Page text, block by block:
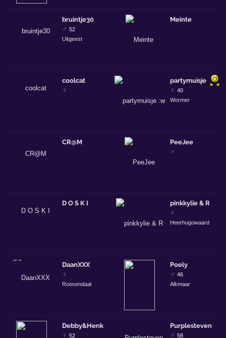
bruintje30
♂ 52
Uitgeest
coolcat
♀
CR@M
D O S K I
DaanXXX
♀
Roosendaal
Debby&Henk
♀ 52
Meinte
partymuisje
♀ 40
Wormer
PeeJee
♂
pinkkylie & R
♀
Heerhugowaard
Poely
♂ 46
Alkmaar
Purplesteven
♂ 58